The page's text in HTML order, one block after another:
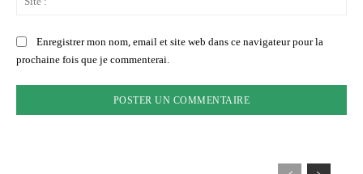
Enregistrer mon nom, email et site web dans ce navigateur pour la
prochaine fois que je commenterai.